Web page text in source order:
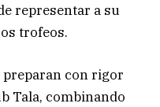
representar a su
trofeos.
preparan con rigor
Tala, combinando